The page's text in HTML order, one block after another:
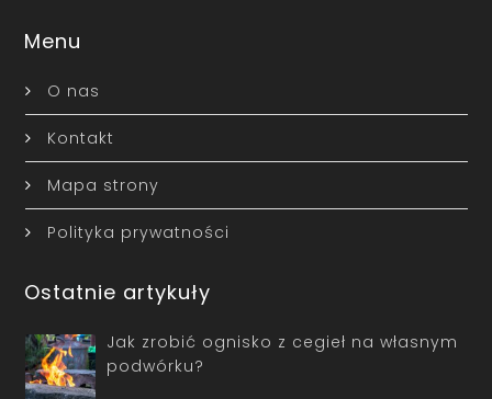
Menu
O nas
Kontakt
Mapa strony
Polityka prywatności
Ostatnie artykuły
Jak zrobić ognisko z cegieł na własnym
podwórku?